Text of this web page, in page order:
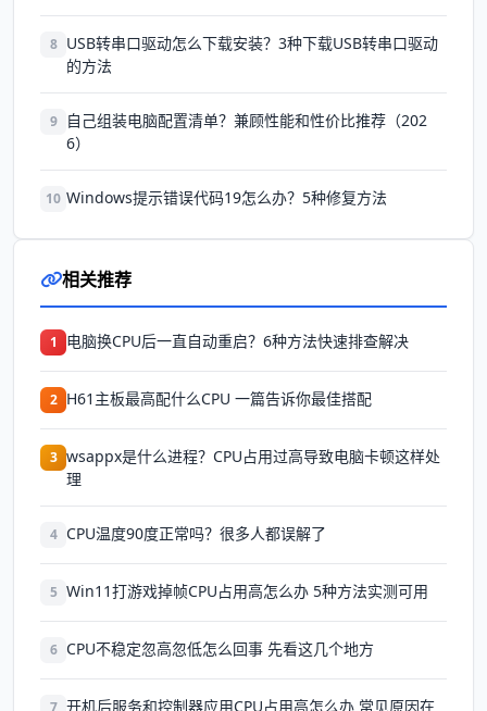
8 USB转串口驱动怎么下载安装？3种下载USB转串口驱动
的方法
9
自己组装电脑配置清单？兼顾性能和性价比推荐（202
6）
10 Windows提示错误代码19怎么办？5种修复方法
相关推荐
1 电脑换CPU后一直自动重启？6种方法快速排查解决
2 H61主板最高配什么CPU 一篇告诉你最佳搭配
3 wsappx是什么进程？CPU占用过高导致电脑卡顿这样处
理
4 CPU温度90度正常吗？很多人都误解了
5 Win11打游戏掉帧CPU占用高怎么办 5种方法实测可用
6 CPU不稳定忽高忽低怎么回事 先看这几个地方
7 开机后服务和控制器应用CPU占用高怎么办 常见原因在